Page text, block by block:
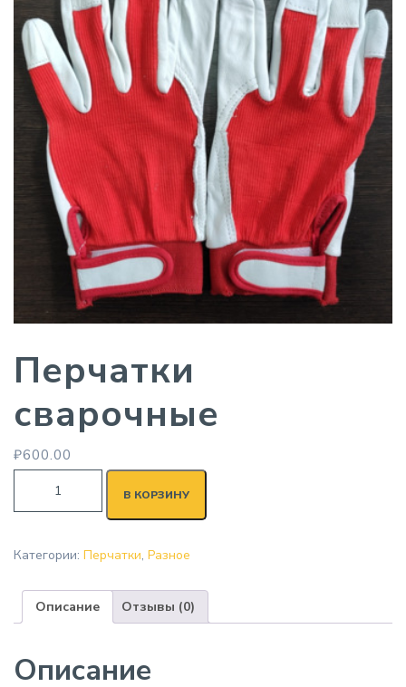
Перчатки
сварочные
₽600.00
В КОРЗИНУ
Категории: Перчатки, Разное
Описание Отзывы (0)
Описание